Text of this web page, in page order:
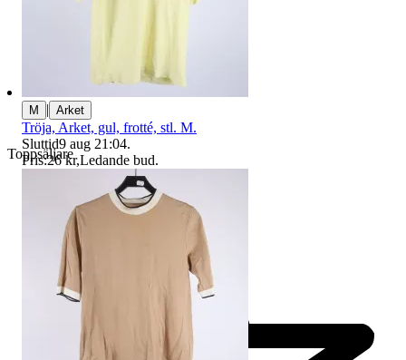
Toppsäljare
M | Arket
Tröja, Arket, gul, frotté, stl. M.
Sluttid9 aug 21:04.
Pris:26 kr,Ledande bud.